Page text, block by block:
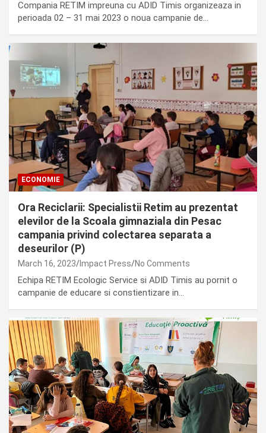
Compania RETIM impreuna cu ADID Timis organizeaza in
perioada 02 – 31 mai 2023 o noua campanie de…
ECONOMIE
Ora Reciclarii: Specialistii Retim au prezentat
elevilor de la Scoala gimnaziala din Pesac
campania privind colectarea separata a
deseurilor (P)
March 16, 2023 Impact Press No Comments
Echipa RETIM Ecologic Service si ADID Timis au pornit o
campanie de educare si constientizare in…